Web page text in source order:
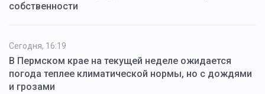
собственности
Сегодня, 16:19
В Пермском крае на текущей неделе ожидается
погода теплее климатической нормы, но с дождями
и грозами